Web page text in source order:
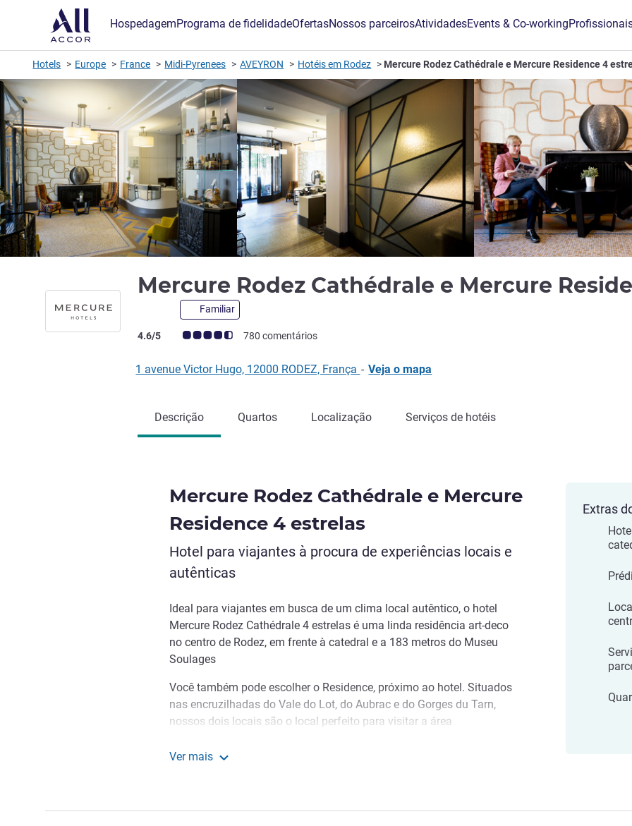
HospedagemPrograma de fidelidadeOfertasNossos parceirosAtividadesEvents & Co-working
Hotels Europe France Midi-Pyrenees AVEYRON Hotéis em Rodez Mercure Rodez Cathédrale e Mercure Residence 4
Mercure Rodez Cathédrale e Mercure
Familiar
Classificação clientes Avis (Classificação ALL)
4.6/5 780 comentários
1 avenue Victor Hugo, 12000 RODEZ, França - Veja o mapa
Descrição Quartos Localização Serviços de hotéis
Mercure Rodez Cathédrale e Mercure
Residence 4 estrelas
Hotel para viajantes à procura de experiências locais e
autênticas
Ideal para viajantes em busca de um clima local autêntico, o hotel
Mercure Rodez Cathédrale 4 estrelas é uma linda residência art-deco
no centro de Rodez, em frente à catedral e a 183 metros do Museu
Soulages
Você também pode escolher o Residence, próximo ao hotel. Situados
nas encruzilhadas do Vale do Lot, do Aubrac e do Gorges du Tarn,
nossos dois locais são o local perfeito para visitar a área
Deixe suas malas, você chegou! A equipe do Mercure Rodez
Pierre-Louis ALARY, Gerência do hotel
Ver mais
Extras